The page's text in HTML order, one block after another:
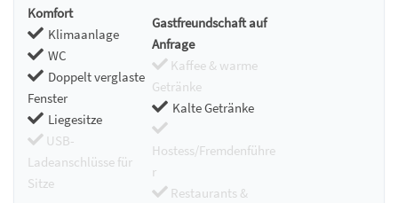
Komfort
Klimaanlage
WC
Doppelt verglaste
Fenster
Liegesitze
USB-
Ladeanschlüsse für
Sitze
Gastfreundschaft auf
Anfrage
Kaffee & warme
Getränke
Kalte Getränke
Hostess/Fremdenführe
r
Restaurants &